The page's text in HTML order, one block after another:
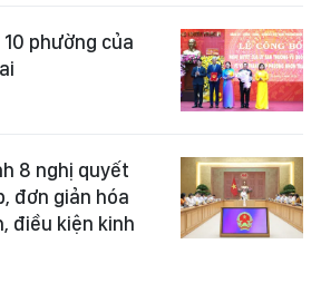
phường của
8 nghị quyết
đơn giản hóa
điều kiện kinh